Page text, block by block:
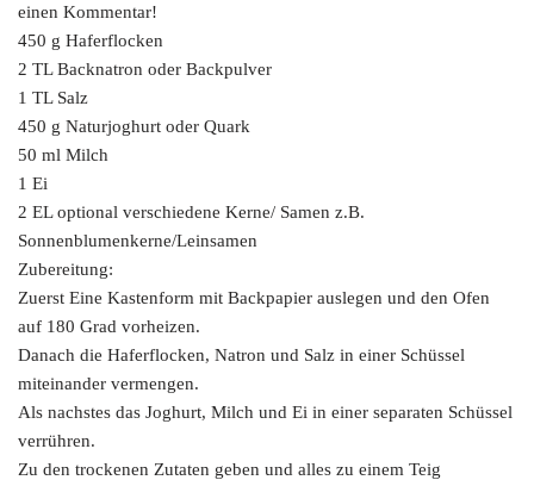
einen Kommentar!
450 g Haferflocken
2 TL Backnatron oder Backpulver
1 TL Salz
450 g Naturjoghurt oder Quark
50 ml Milch
1 Ei
2 EL optional verschiedene Kerne/ Samen z.B.
Sonnenblumenkerne/Leinsamen
Zubereitung:
Zuerst Eine Kastenform mit Backpapier auslegen und den Ofen
auf 180 Grad vorheizen.
Danach die Haferflocken, Natron und Salz in einer Schüssel
miteinander vermengen.
Als nachstes das Joghurt, Milch und Ei in einer separaten Schüssel
verrühren.
Zu den trockenen Zutaten geben und alles zu einem Teig